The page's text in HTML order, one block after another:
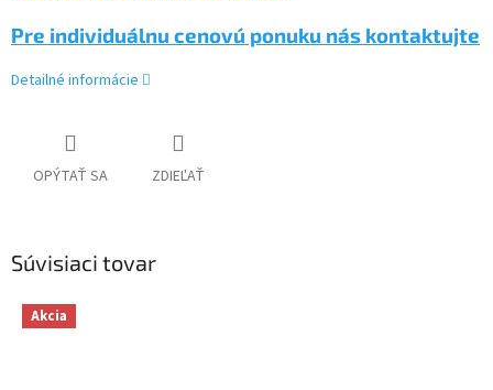
Pre individuálnu cenovú ponuku nás kontaktujte
Detailné informácie
OPÝTAŤ SA ZDIEĽAŤ
Súvisiaci tovar
Akcia